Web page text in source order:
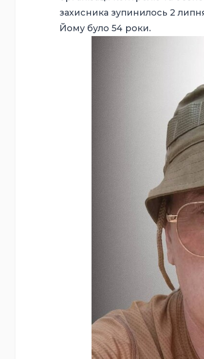
захисника зупинилось 2
Йому було 54 роки.